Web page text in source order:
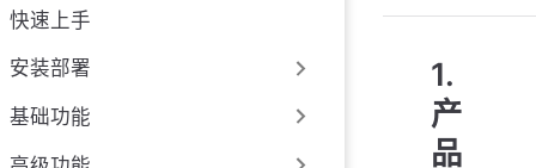
快速上手
安装部署
基础功能
1.
产
品